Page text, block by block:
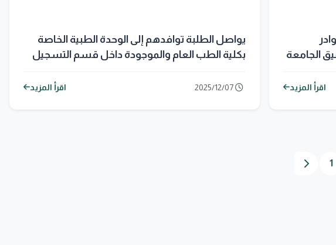
يواصل الطلبة توافدهم إلى الوحدة الطبية الخاصة
بكلية الطب العام والموجودة داخل قسم التسجيل
2025/12/07 اقرأ المزيد
الجامعة
اقرأ المزيد
1